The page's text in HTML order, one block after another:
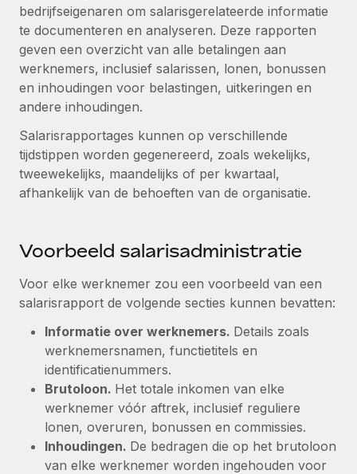
Zzp'ers internationaal onboarden en beheren
PEO
Ingewikkelde HR-taken eenvoudig uitbesteden
INFRASTRUCTUUR
Remote Embedded
HR naadloos in workflows integreren
Platform
AI-tools koppelen aan Remote met onze MCP
Integraties
Processen stroomlijnen met essentiële zakelijke tools
DIENSTEN
Vraag een expert
Krijg hulp van global HR- en juridische experts
Achtergrondonderzoek
Vereenvoudig het screeningsproces van
GROEIFASE
Start-ups
Flexibele global HR en payroll solutions voor groeiende
bedrijven
Mid-market
Teams uitbreiden met HR solutions op maat
Enterprise
Strategische technologiepartners
Integreer global HR flexibel in je platform
Ontdek hoe je met ons kunt samenwerken
Remote Build
Binnenkort beschikbaar
Integraties en advies over AI-automatiseringen
CASESTUDY'S
Betalingscalculator voor zzp'ers
Ontdek valuta-opties en betaalsnelheden voor
internationale zzp'ers
LEREN MET REMOTE
Onderzoek en gidsen
Casestudy's
HR-woordenlijst
Bibliotheek met functiebeschrijvingen
Webinars
Evenementen
Newsroom
Inzicht in salaris en talent
Inzichtencentrum
Support
Nederlands
Français
Deutsch
Español
Italiano
日本語
한국어
中文（简体）
Inloggen
bedrijfseigenaren om salarisgerelateerde informatie
te documenteren en analyseren. Deze rapporten
geven een overzicht van alle betalingen aan
werknemers, inclusief salarissen, lonen, bonussen
en inhoudingen voor belastingen, uitkeringen en
andere inhoudingen.
Salarisrapportages kunnen op verschillende
tijdstippen worden gegenereerd, zoals wekelijks,
tweewekelijks, maandelijks of per kwartaal,
afhankelijk van de behoeften van de organisatie.
Voorbeeld salarisadministratie
Voor elke werknemer zou een voorbeeld van een
salarisrapport de volgende secties kunnen bevatten:
Informatie over werknemers. Details zoals
werknemersnamen, functietitels en
identificatienummers.
Brutoloon. Het totale inkomen van elke
werknemer vóór aftrek, inclusief reguliere
lonen, overuren, bonussen en commissies.
Inhoudingen. De bedragen die op het brutoloon
van elke werknemer worden ingehouden voor